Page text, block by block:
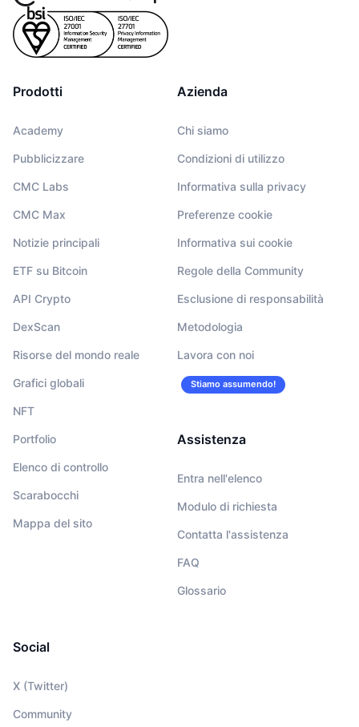
Prodotti
Academy
Pubblicizzare
CMC Labs
CMC Max
Notizie principali
ETF su Bitcoin
API Crypto
DexScan
Risorse del mondo reale
Grafici globali
NFT
Portfolio
Elenco di controllo
Scarabocchi
Mappa del sito
Azienda
Chi siamo
Condizioni di utilizzo
Informativa sulla privacy
Preferenze cookie
Informativa sui cookie
Regole della Community
Esclusione di responsabilità
Metodologia
Lavora con noi
Stiamo assumendo!
Assistenza
Entra nell'elenco
Modulo di richiesta
Contatta l'assistenza
FAQ
Glossario
Social
X (Twitter)
Community